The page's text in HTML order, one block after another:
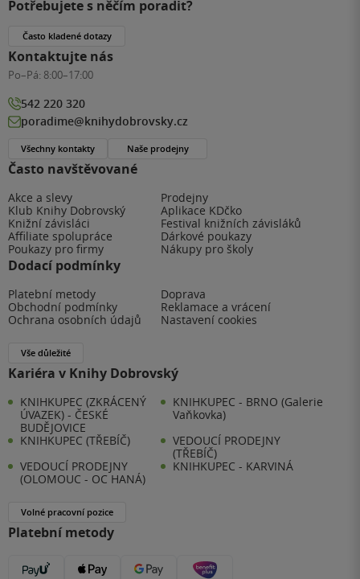
Často navštěvované
Akce a slevy
Prodejny
Klub Knihy Dobrovský
Aplikace KDčko
Knižní závisláci
Festival knižních závisláků
Affiliate spolupráce
Dárkové poukazy
Poukazy pro firmy
Nákupy pro školy
Dodací podmínky
Platební metody
Doprava
Obchodní podmínky
Reklamace a vrácení
Ochrana osobních údajů
Nastavení cookies
Vše důležité
Kariéra v Knihy Dobrovský
KNIHKUPEC (ZKRÁCENÝ
ÚVAZEK) - ČESKÉ
BUDĚJOVICE
KNIHKUPEC - BRNO (Galerie
Vaňkovka)
KNIHKUPEC (TŘEBÍČ)
VEDOUCÍ PRODEJNY
(TŘEBÍČ)
VEDOUCÍ PRODEJNY
(OLOMOUC - OC HANÁ)
KNIHKUPEC - KARVINÁ
Volné pracovní pozice
Platební metody
Potřebujete s něčím poradit?
Často kladené dotazy
Kontaktujte nás
Po–Pá: 8:00–17:00
542 220 320
poradime@knihydobrovsky.cz
Všechny kontakty Naše prodejny